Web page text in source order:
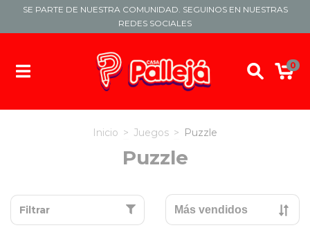
SE PARTE DE NUESTRA COMUNIDAD. SEGUINOS EN NUESTRAS
REDES SOCIALES
0
Inicio > Juegos > Puzzle
Puzzle
Filtrar